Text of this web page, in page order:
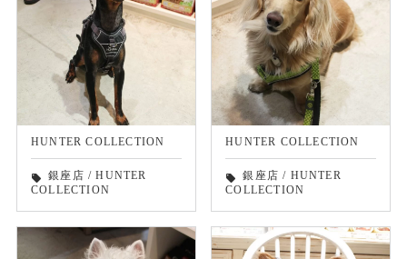
HUNTER COLLECTION
local_offer 銀座店 /HUNTER
COLLECTION
HUNTER COLLECTION
local_offer 銀座店 / HUNTER
COLLECTION